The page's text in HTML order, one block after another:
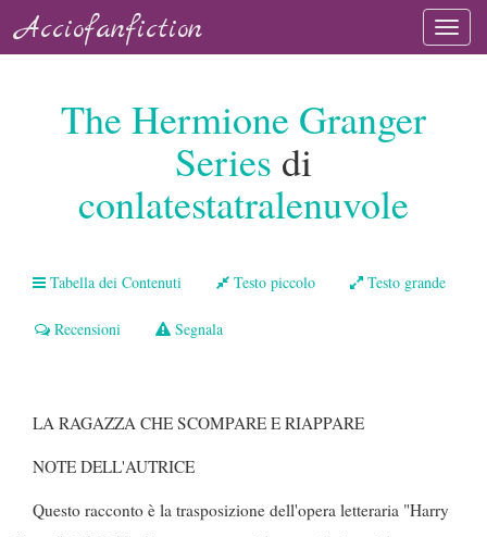
Acciofanfiction
The Hermione Granger
Series di
conlatestatralenuvole
Tabella dei Contenuti Testo piccolo Testo grande
Recensioni Segnala
LA RAGAZZA CHE SCOMPARE E RIAPPARE
NOTE DELL'AUTRICE
Questo racconto è la trasposizione dell'opera letteraria "Harry